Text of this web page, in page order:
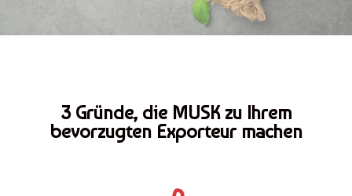
3 Gründe, die MUSK zu Ihrem
bevorzugten Exporteur machen